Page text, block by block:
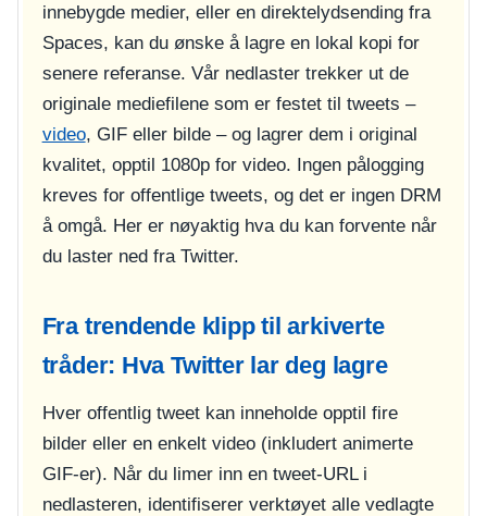
innebygde medier, eller en direktelydsending fra
Spaces, kan du ønske å lagre en lokal kopi for
senere referanse. Vår nedlaster trekker ut de
originale mediefilene som er festet til tweets –
video, GIF eller bilde – og lagrer dem i original
kvalitet, opptil 1080p for video. Ingen pålogging
kreves for offentlige tweets, og det er ingen DRM
å omgå. Her er nøyaktig hva du kan forvente når
du laster ned fra Twitter.
Fra trendende klipp til arkiverte
tråder: Hva Twitter lar deg lagre
Hver offentlig tweet kan inneholde opptil fire
bilder eller en enkelt video (inkludert animerte
GIF-er). Når du limer inn en tweet-URL i
nedlasteren, identifiserer verktøyet alle vedlagte